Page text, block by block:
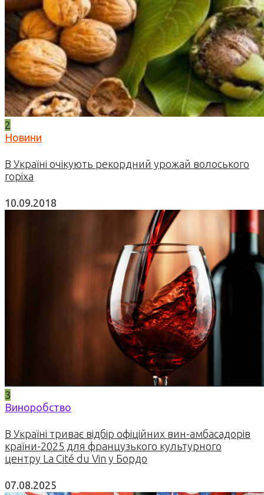
2
Новини
В Україні очікують рекордний урожай волоського
горіха
10.09.2018
3
Виноробство
В Україні триває відбір офіційних вин-амбасадорів
країни-2025 для французького культурного
центру La Cité du Vin у Бордо
07.08.2025